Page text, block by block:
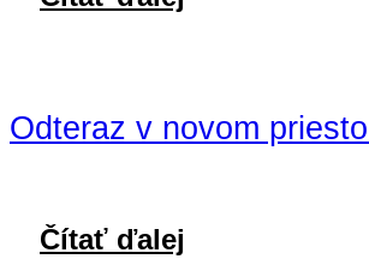
Odteraz v novom
Čítať ďalej